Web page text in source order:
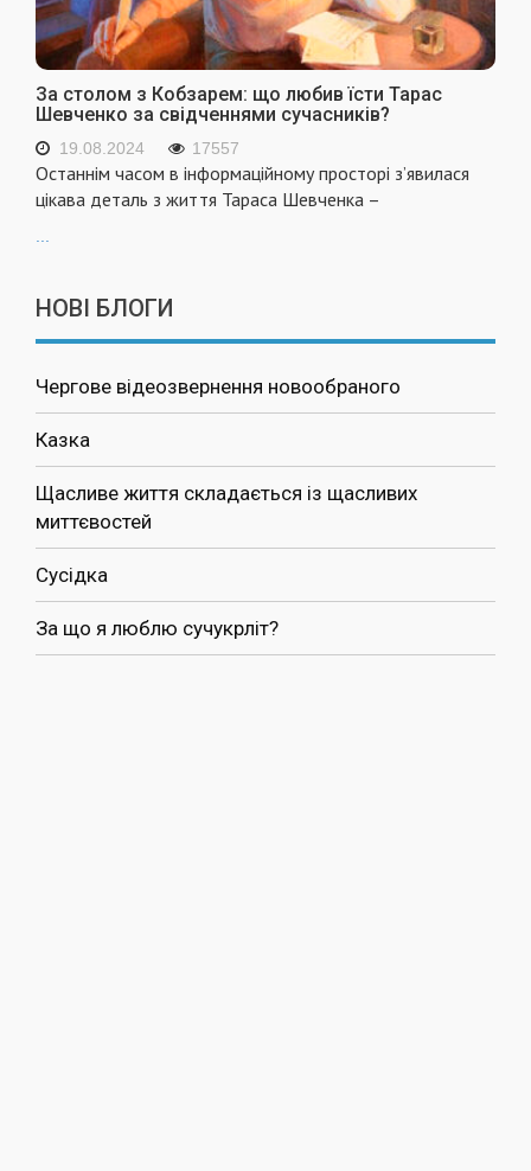
За столом з Кобзарем: що любив їсти Тарас
Шевченко за свідченнями сучасників?
19.08.2024 17557
Останнім часом в інформаційному просторі з’явилася
цікава деталь з життя Тараса Шевченка –
НОВІ БЛОГИ
Чергове відеозвернення новообраного
Казка
Щасливе життя складається із щасливих
миттєвостей
Сусідка
За що я люблю сучукрліт?